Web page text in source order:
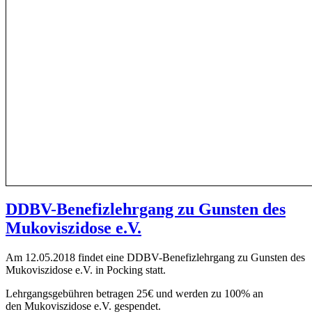
DDBV-Benefizlehrgang zu Gunsten des
Mukoviszidose e.V.
Am 12.05.2018 findet eine DDBV-Benefizlehrgang zu Gunsten des
Mukoviszidose e.V. in Pocking statt.
Lehrgangsgebühren betragen 25€ und werden zu 100% an
den Mukoviszidose e.V. gespendet.